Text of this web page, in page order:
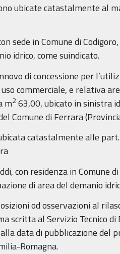
ubicate catastalmente al
con sede in Comune di
idrico, come suindicato.
di concessione per
commerciale, e relativa
m2 63,00, ubicato in sinistra
Comune di Ferrara
ubicata catastalmente alle
con residenza in Comune
di area del demanio
od osservazioni al
scritta al Servizio Tecnico di
data di pubblicazione del
Romagna.